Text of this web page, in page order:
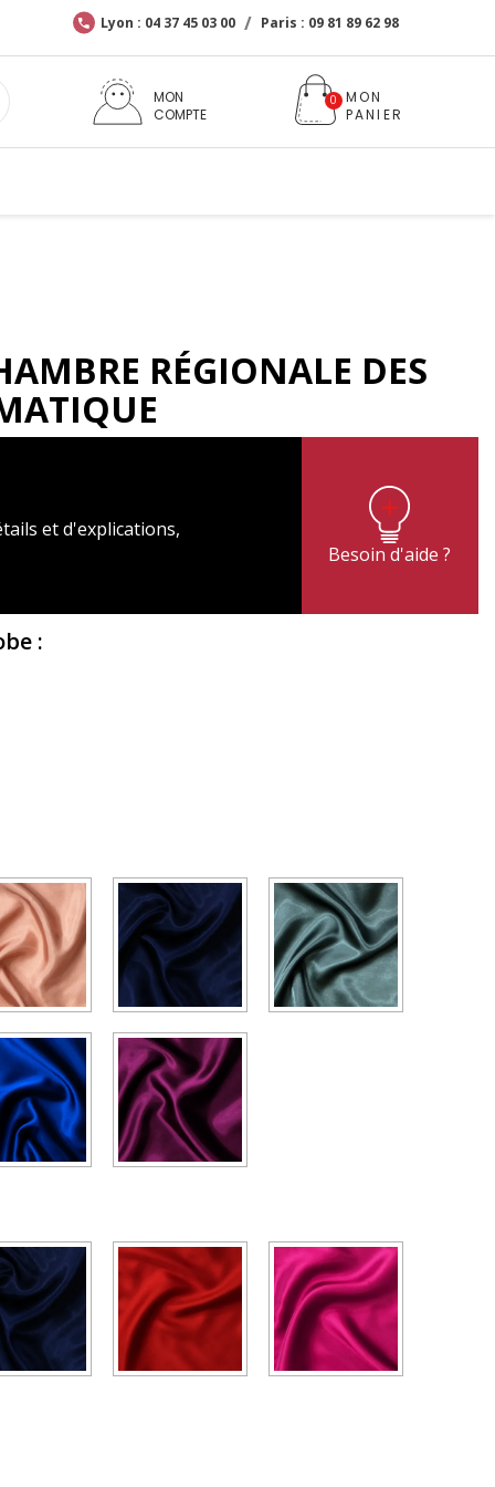
Lyon : 04 37 45 03 00 Paris : 09 81 89 62 98
MON
COMPTE
RÉGIONALE DES
et d'explications,
Besoin d'aide ?
: